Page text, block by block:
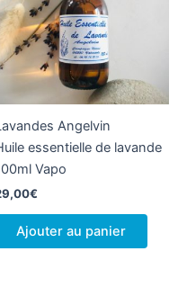
Angelvin
essentielle de lavande
Vapo
€
Ajouter au panier